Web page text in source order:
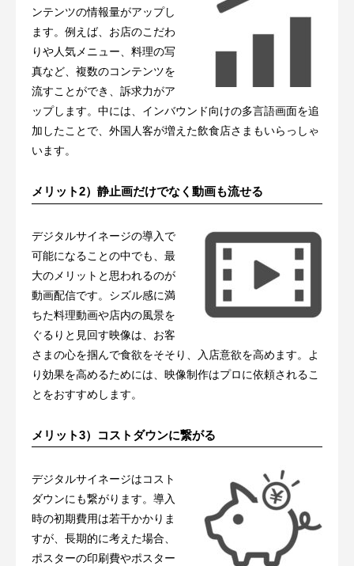
ンテンツの情報量がアップし
ます。例えば、お店のこだわ
りや人気メニュー、料理の写
真など、複数のコンテンツを
流すことができ、訴求力がア
ップします。中には、インバウンド向けの多言語画面を追
加したことで、外国人客が増えた飲食店さまもいらっしゃ
います。
メリット2）静止画だけでなく動画も流せる
デジタルサイネージの導入で
可能になることの中でも、最
大のメリットと思われるのが
動画配信です。シズル感に満
ちた料理動画や店内の風景を
ぐるりと見回す映像は、お客
さまの心を掴んで食欲をそそり、入店意欲を高めます。よ
り効果を高めるためには、映像制作はプロに依頼されるこ
とをおすすめします。
メリット3）コストダウンに繋がる
デジタルサイネージはコスト
ダウンにも繋がります。導入
時の初期費用は若干かかりま
すが、長期的に考えた場合、
ポスターの印刷費やポスター